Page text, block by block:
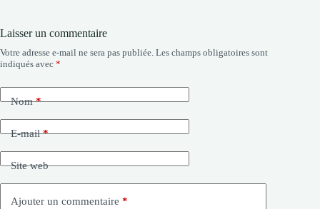
Laisser un commentaire
Votre adresse e-mail ne sera pas publiée. Les champs obligatoires sont
indiqués avec *
Nom*
E-mail*
Site web
Ajouter un commentaire *